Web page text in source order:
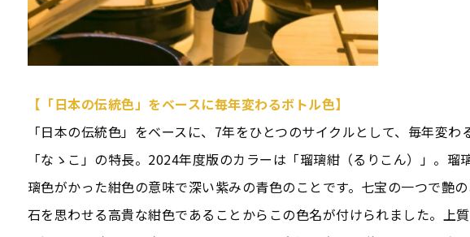
【「日本の伝統色」をベースに毎年変わるボトル色】
「日本の伝統色」をベースに、7年をひとつのサイクルとして、毎年変わ
「なゝこ」の特長。2024年度版のカラーは「瑠璃紺（るりこん）」。瑠
璃色がかった紺色の意味で深い紫みの青色のことです。七宝の一つで艶
石を思わせる高貴な紺色であることからこの色名が付けられました。上